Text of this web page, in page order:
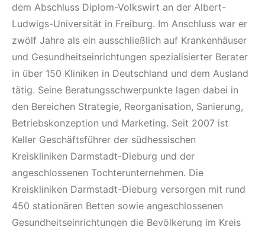
dem Abschluss Diplom-Volkswirt an der Albert-
Ludwigs-Universität in Freiburg. Im Anschluss war er
zwölf Jahre als ein ausschließlich auf Krankenhäuser
und Gesundheitseinrichtungen spezialisierter Berater
in über 150 Kliniken in Deutschland und dem Ausland
tätig. Seine Beratungsschwerpunkte lagen dabei in
den Bereichen Strategie, Reorganisation, Sanierung,
Betriebskonzeption und Marketing. Seit 2007 ist
Keller Geschäftsführer der südhessischen
Kreiskliniken Darmstadt-Dieburg und der
angeschlossenen Tochterunternehmen. Die
Kreiskliniken Darmstadt-Dieburg versorgen mit rund
450 stationären Betten sowie angeschlossenen
Gesundheitseinrichtungen die Bevölkerung im Kreis